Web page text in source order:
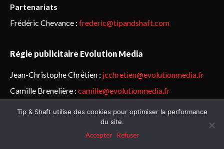
Partenariats
Frédéric Chevance : frederic@tipandshaft.com
Régie publicitaire Evolution Media
Jean-Christophe Chrétien : jcchretien@evolutionmedia.fr
Camille Brenelière : camille@evolutionmedia.fr
© Sailorz 2015-2025. Tous droits réservés.Mentions légales &
politique de confidentialité
Tip & Shaft utilise des cookies pour optimiser la performance
du site.
Accepter
Refuser